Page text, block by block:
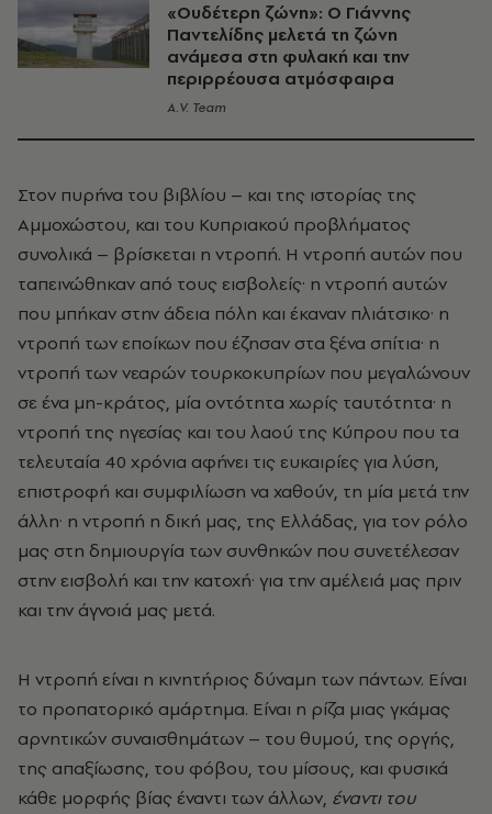
«Ουδέτερη ζώνη»: Ο Γιάννης
Παντελίδης μελετά τη ζώνη
ανάμεσα στη φυλακή και την
περιρρέουσα ατμόσφαιρα
A.V. Team
Στον πυρήνα του βιβλίου – και της ιστορίας της
Αμμοχώστου, και του Κυπριακού προβλήματος
συνολικά – βρίσκεται η ντροπή. Η ντροπή αυτών που
ταπεινώθηκαν από τους εισβολείς· η ντροπή αυτών
που μπήκαν στην άδεια πόλη και έκαναν πλιάτσικο· η
ντροπή των εποίκων που έζησαν στα ξένα σπίτια· η
ντροπή των νεαρών τουρκοκυπρίων που μεγαλώνουν
σε ένα μη-κράτος, μία οντότητα χωρίς ταυτότητα· η
ντροπή της ηγεσίας και του λαού της Κύπρου που τα
τελευταία 40 χρόνια αφήνει τις ευκαιρίες για λύση,
επιστροφή και συμφιλίωση να χαθούν, τη μία μετά την
άλλη· η ντροπή η δική μας, της Ελλάδας, για τον ρόλο
μας στη δημιουργία των συνθηκών που συνετέλεσαν
στην εισβολή και την κατοχή· για την αμέλειά μας πριν
και την άγνοιά μας μετά.
Η ντροπή είναι η κινητήριος δύναμη των πάντων. Είναι
το προπατορικό αμάρτημα. Είναι η ρίζα μιας γκάμας
αρνητικών συναισθημάτων – του θυμού, της οργής,
της απαξίωσης, του φόβου, του μίσους, και φυσικά
κάθε μορφής βίας έναντι των άλλων, έναντι του